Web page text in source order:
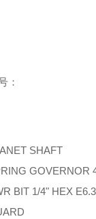
：
SHAFT
GOVERNOR
BIT 1/4" HEX